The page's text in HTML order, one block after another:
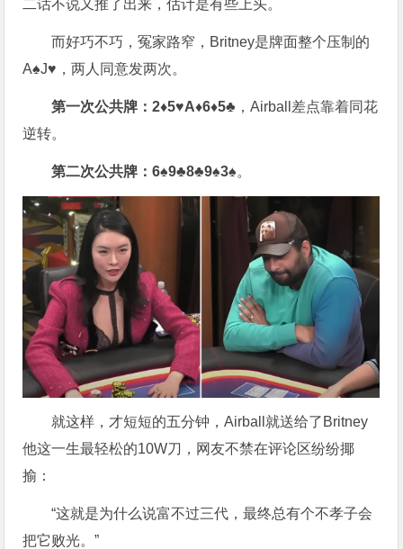
二话不说又推了出来，估计是有些上头。
而好巧不巧，冤家路窄，Britney是牌面整个压制的
A♠J♥，两人同意发两次。
第一次公共牌：2♦5♥A♦6♦5♣ ，Airball差点靠着同花
逆转。
第二次公共牌：6♠9♣8♣9♠3♠。
就这样，才短短的五分钟，Airball就送给了Britney
他这一生最轻松的10W刀，网友不禁在评论区纷纷揶
揄：
“这就是为什么说富不过三代，最终总有个不孝子会
把它败光。”